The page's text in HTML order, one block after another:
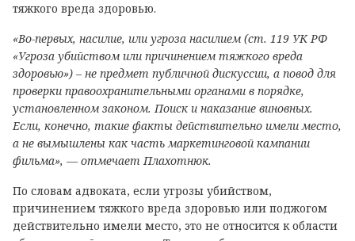
тяжкого вреда здоровью.
«Во-первых, насилие, или угроза насилием (ст. 119 УК РФ
«Угроза убийством или причинением тяжкого вреда
здоровью») – не предмет публичной дискуссии, а повод для
проверки правоохранительными органами в порядке,
установленном законом. Поиск и наказание виновных.
Если, конечно, такие факты действительно имели место,
а не вымышлены как часть маркетинговой кампании
фильма», — отмечает Плахотнюк.
По словам адвоката, если угрозы убийством,
причинением тяжкого вреда здоровью или поджогом
действительно имели место, это не относится к области